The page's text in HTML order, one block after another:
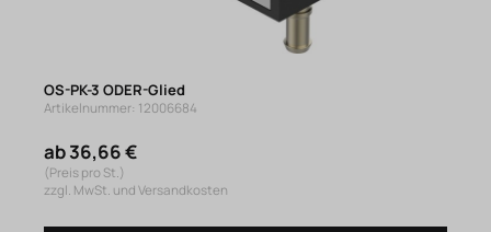
OS-PK-3 ODER-Glied
Artikelnummer: 12006684
ab 36,66 €
(Preis pro St.)
zzgl. MwSt. und Versandkosten